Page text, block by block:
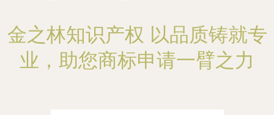
金之林知识产权 以品质铸就专
业，助您商标申请一臂之力